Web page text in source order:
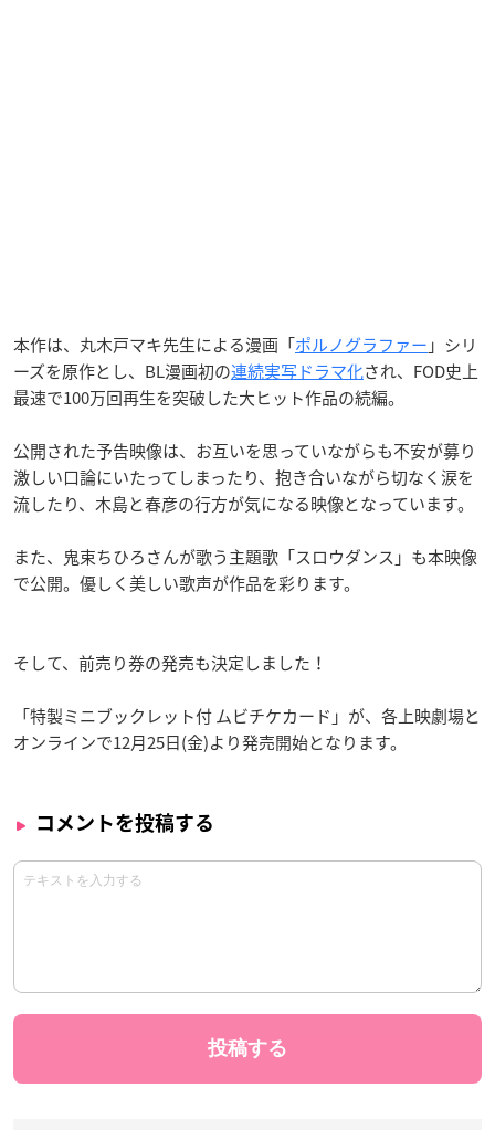
本作は、丸木戸マキ先生による漫画「ポルノグラファー 」シリ
ーズを原作とし、BL漫画初の連続実写ドラマ化され、FOD史上
最速で100万回再生を突破した大ヒット作品の続編。
公開された予告映像は、お互いを思っていながらも不安が募り
激しい口論にいたってしまったり、抱き合いながら切なく涙を
流したり、木島と春彦の行方が気になる映像となっています。
また、鬼束ちひろさんが歌う主題歌「スロウダンス」も本映像
で公開。優しく美しい歌声が作品を彩ります。
そして、前売り券の発売も決定しました！
「特製ミニブックレット付 ムビチケカード」が、各上映劇場と
オンラインで12月25日(金)より発売開始となります。
コメントを投稿する